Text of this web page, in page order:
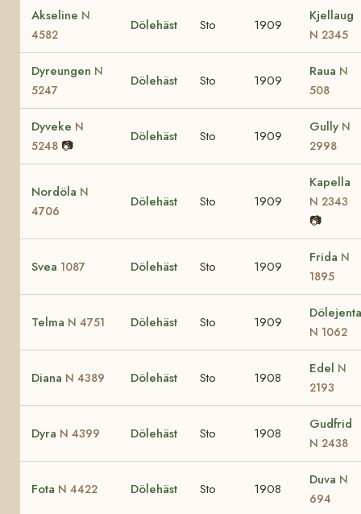
Akseline N
4582
Dölehäst Sto 1909
Kjellaug
N 2345
Dyreungen N
5247
Dölehäst Sto 1909
Raua N
508
Dyveke N
5248 📷
Dölehäst Sto 1909
Gully N
2998
Nordöla N
4706
Dölehäst Sto 1909
Kapella
N 2343
📷
Svea 1087 Dölehäst Sto 1909
Frida N
1895
Telma N 4751 Dölehäst Sto 1909
Dölejenta
N 1062
Diana N 4389 Dölehäst Sto 1908
Edel N
2193
Dyra N 4399 Dölehäst Sto 1908
Gudfrid
N 2438
Fota N 4422 Dölehäst Sto 1908
Duva N
694